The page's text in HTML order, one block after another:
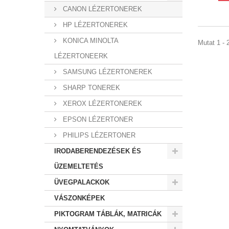
CANON LÉZERTONEREK
HP LÉZERTONEREK
KONICA MINOLTA
LÉZERTONEERK
SAMSUNG LÉZERTONEREK
SHARP TONEREK
XEROX LÉZERTONEREK
EPSON LÉZERTONER
PHILIPS LÉZERTONER
IRODABERENDEZÉSEK ÉS
ÜZEMELTETÉS
ÜVEGPALACKOK
VÁSZONKÉPEK
PIKTOGRAM TÁBLÁK, MATRICÁK
Mutat 1 -